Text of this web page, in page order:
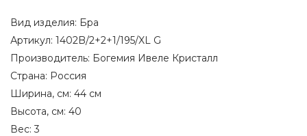
Вид изделия: Бра
Артикул: 1402B/2+2+1/195/XL G
Производитель: Богемия Ивеле Кристалл
Страна: Россия
Ширина, см: 44 см
Высота, см: 40
Вес:3